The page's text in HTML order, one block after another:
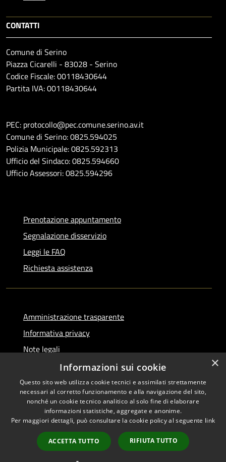
CONTATTI
Comune di Serino
Piazza Cicarelli - 83028 - Serino
Codice Fiscale: 00118430644
Partita IVA: 00118430644
PEC: protocollo@pec.comune.serino.av.it
Comune di Serino: 0825.594025
Polizia Municipale: 0825.592313
Ufficio del Sindaco: 0825.594660
Ufficio Assessori: 0825.594296
Prenotazione appuntamento
Segnalazione disservizio
Leggi le FAQ
Richiesta assistenza
Amministrazione trasparente
Informativa privacy
Note legali
Dichiarazione di accessibilità
RSS
Accessibilità
Copyright © 2026 • Comune di
Municipium•
Accesso
redazione
×
Informazioni sui cookie
Questo sito web utilizza cookie tecnici e assimilati strettamente
necessari al corretto funzionamento e alla navigazione del sito,
nonché un cookie tecnico analitico al solo fine di elaborare
informazioni statistiche, aggregate e anonime.
Per maggiori dettagli, può consultare la cookie policy al seguente link
ACCETTA TUTTO RIFIUTA TUTTO